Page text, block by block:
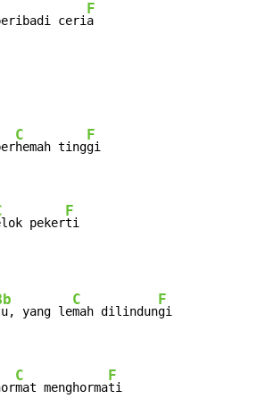
ceri
F
a
C
hemah ting
F
gi
peker
F
ti
yang le
C
mah dilindun
F
gi
C
mat menghorma
F
ti